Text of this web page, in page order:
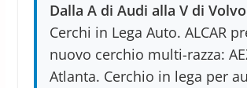
Dalla A di Audi alla V di Volvo
Cerchi in Lega Auto. ALCAR
nuovo cerchio multi-razza:
Atlanta. Cerchio in lega per